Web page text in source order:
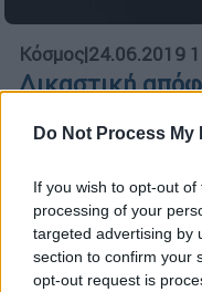
Do Not Process
If you wish to opt-out
processing of your
targeted advertising by
section to confirm your
opt-out request is
Κόσμος|24.06.2019
Δικαστική
Με ποιο
κόντρα στην
ΑΛΛΑ #TAGS
ειδήσεις τώρα